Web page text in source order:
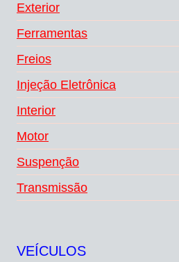
Exterior
Ferramentas
Freios
Injeção Eletrônica
Interior
Motor
Suspenção
Transmissão
VEÍCULOS